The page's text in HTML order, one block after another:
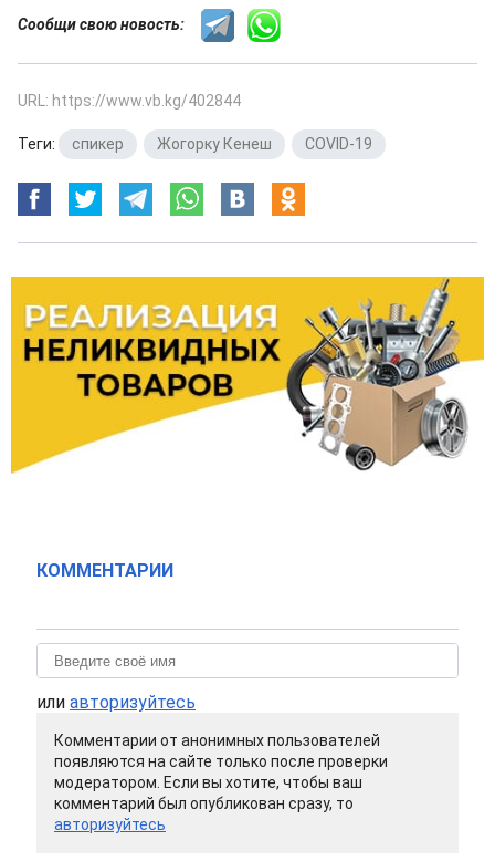
Сообщи свою новость:
URL: https://www.vb.kg/402844
Теги: спикер Жогорку Кенеш COVID-19
КОММЕНТАРИИ
или авторизуйтесь
Комментарии от анонимных пользователей
появляются на сайте только после проверки
модератором. Если вы хотите, чтобы ваш
комментарий был опубликован сразу, то
авторизуйтесь